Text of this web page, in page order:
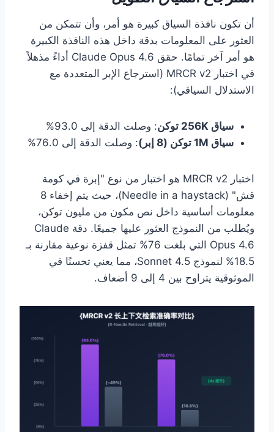
أن تكون نافذة السياق كبيرة هو أمر، وأن تتمكن من
العثور على المعلومات بدقة داخل هذه النافذة الكبيرة
هو أمر آخر تمامًا. حقق Claude Opus 4.6 أداءً مذهلاً
في اختبار MRCR v2 (استرجاع الإبر المتعددة مع
الاستدلال السياقي):
سياق 256K توكن
: وصلت الدقة إلى 93.0%
سياق 1M توكن (8 إبر)
: وصلت الدقة إلى 76.0%
اختبار MRCR v2 هو اختبار من نوع "إبرة في كومة
قش" (Needle in a haystack)، حيث يتم إخفاء 8
معلومات أساسية داخل نص مكون من مليون توكن،
ويُطلب من النموذج العثور عليها جميعًا. دقة Claude
Opus 4.6 التي بلغت 76% تمثل قفزة نوعية مقارنة بـ
18.5% لنموذج Sonnet 4.5، مما يعني تحسنًا في
الموثوقية يتراوح بين 4 إلى 9 أضعاف.